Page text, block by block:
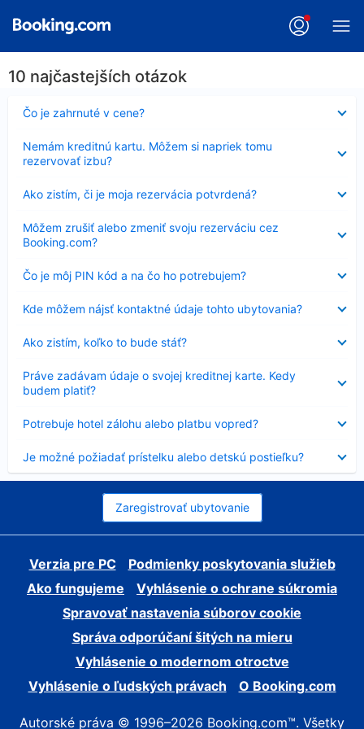
10 najčastejších otázok
Čo je zahrnuté v cene?
Nezobrazuje
sa
Nemám kreditnú kartu. Môžem si napriek tomu
rezervovať izbu?
sa
Ako zistím, či je moja rezervácia potvrdená?
sa
Môžem zrušiť alebo zmeniť svoju rezerváciu cez
Booking.com?
sa
Čo je môj PIN kód a na čo ho potrebujem?
Nezobrazuje
sa
Kde môžem nájsť kontaktné údaje tohto ubytovania?
sa
Ako zistím, koľko to bude stáť?
sa
Práve zadávam údaje o svojej kreditnej karte. Kedy
budem platiť?
sa
Potrebuje hotel zálohu alebo platbu vopred?
sa
Je možné požiadať prístelku alebo detskú postieľku?
sa
Zaregistrovať ubytovanie
Verzia pre PC
Podmienky poskytovania služieb
Ako fungujeme
Vyhlásenie o ochrane súkromia
Spravovať nastavenia súborov cookie
Správa odporúčaní šitých na mieru
Vyhlásenie o modernom otroctve
Vyhlásenie o ľudských právach
O Booking.com
Autorské práva © 1996–2026 Booking.com™. Všetky